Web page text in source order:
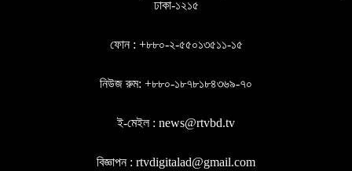
ঢাকা-১২১৫
ফোন : +৮৮০-২-৫৫০১৩৫১১-১৫
নিউজ রুম: +৮৮০-১৮৭৮১৮৪৩৬৯-৭০
ই-মেইল : news@rtvbd.tv
বিজ্ঞাপন : rtvdigitalad@gmail.com